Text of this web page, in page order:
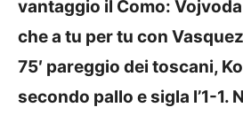
vantaggio il Como:
che a tu per tu con
75′ pareggio dei toscani,
secondo pallo e sigla l’1-1.